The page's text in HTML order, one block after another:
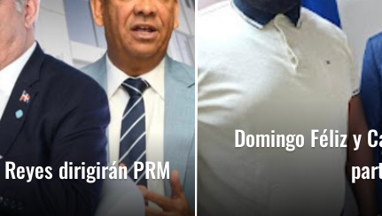
𝗽𝗮𝗿𝘁𝗶𝗰𝗶𝗽ó 𝗲𝗻 𝗝𝘂𝗲𝗴𝗼𝘀 𝗣𝗮𝗻𝗮𝗺𝗲𝗿𝗶𝗰𝗮𝗻𝗼𝘀 𝗝𝘂𝗻𝗶𝗼𝗿 𝗲𝗻
de Tránsito
Cabral – Barahona
dirigirán PRM
Domingo Féliz y